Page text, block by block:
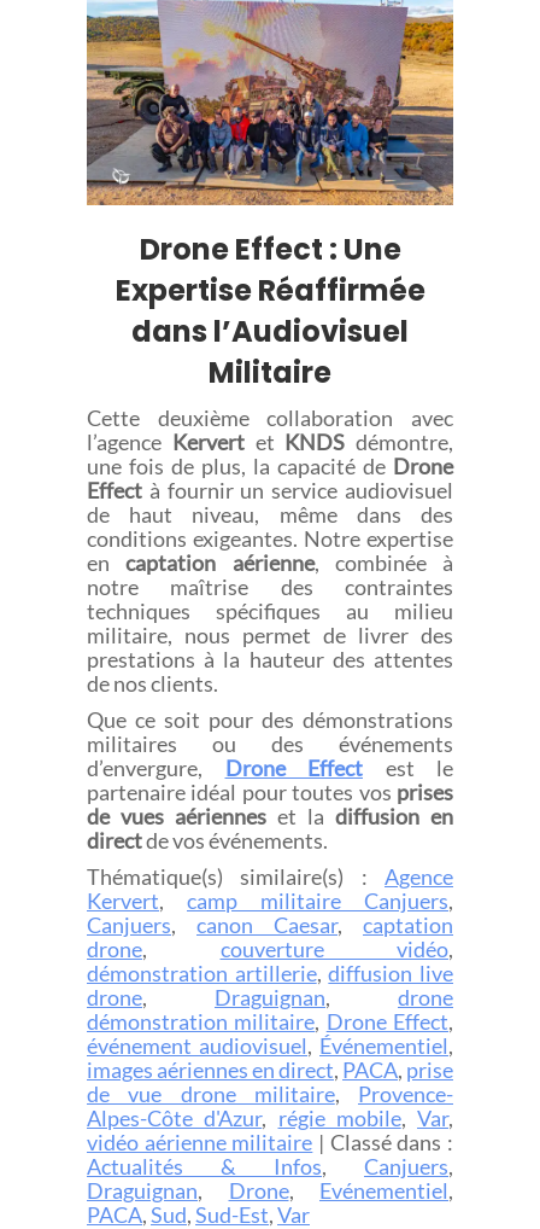
Drone Effect : Une
Expertise Réaffirmée
dans l’Audiovisuel
Militaire
Cette deuxième collaboration avec
l’agence Kervertet KNDS démontre,
une fois de plus, la capacité de Drone
Effect à fournir un service audiovisuel
de haut niveau, même dans des
conditions exigeantes. Notre expertise
encaptation aérienne, combinée à
notre maîtrise des contraintes
techniques spécifiques au milieu
militaire, nous permet de livrer des
prestations à la hauteur des attentes
de nos clients.
Que ce soit pour des démonstrations
militaires ou des événements
d’envergure, Drone Effect est le
partenaire idéal pour toutes vos prises
de vues aériennes et la diffusion en
directde vos événements.
Thématique(s) similaire(s) : Agence
Kervert, camp militaire Canjuers,
Canjuers, canon Caesar, captation
drone, couverture vidéo,
démonstration artillerie,diffusion live
drone, Draguignan, drone
démonstration militaire, Drone Effect,
événement audiovisuel, Événementiel,
images aériennes en direct, PACA, prise
de vue drone militaire, Provence-
Alpes-Côte d'Azur, régie mobile, Var,
vidéo aérienne militaire | Classé dans :
Actualités & Infos, Canjuers,
Draguignan, Drone, Evénementiel,
PACA,Sud,Sud-Est,Var